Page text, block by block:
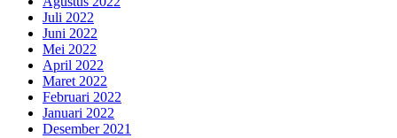
Juli 2022
Juni 2022
Mei 2022
April 2022
Maret 2022
Februari 2022
Januari 2022
Desember 2021